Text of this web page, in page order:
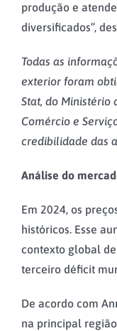
produção e
diversificados”,
Todas as
exterior foram
Stat, do Ministério
Comércio e
credibilidade das
Análise do
Em 2024, os
históricos. Esse
contexto global
terceiro déficit
De acordo com
na principal